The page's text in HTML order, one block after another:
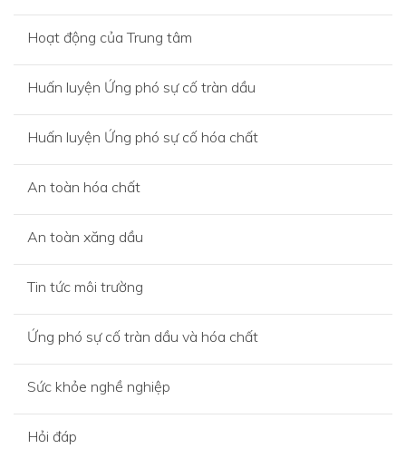
Hoạt động của Trung tâm
Huấn luyện Ứng phó sự cố tràn dầu
Huấn luyện Ứng phó sự cố hóa chất
An toàn hóa chất
An toàn xăng dầu
Tin tức môi trường
Ứng phó sự cố tràn dầu và hóa chất
Sức khỏe nghề nghiệp
Hỏi đáp